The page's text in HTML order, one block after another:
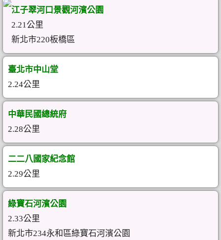
江子翠河口景觀河濱公園
2.21公里
新北市220板橋區
臺北市中山堂
2.24公里
中華民國總統府
2.28公里
二二八國家紀念館
2.29公里
綠寶石河濱公園
2.33公里
新北市234永和區綠寶石河濱公園